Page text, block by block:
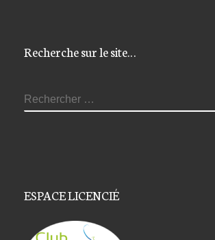
Recherche sur le site…
RECHERCHER
ESPACE LICENCIÉ